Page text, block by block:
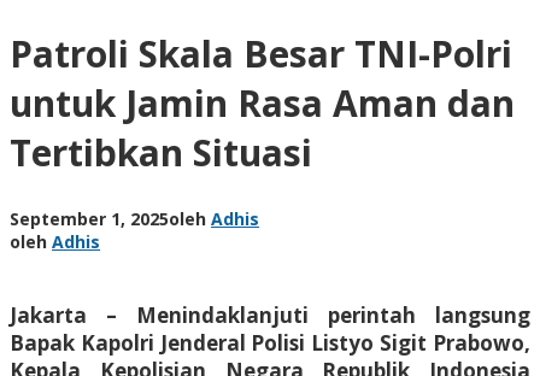
Patroli Skala Besar TNI-Polri
untuk Jamin Rasa Aman dan
Tertibkan Situasi
September 1, 2025oleh Adhis
oleh Adhis
Jakarta – Menindaklanjuti perintah langsung
Bapak Kapolri Jenderal Polisi Listyo Sigit Prabowo,
Kepala Kepolisian Negara Republik Indonesia